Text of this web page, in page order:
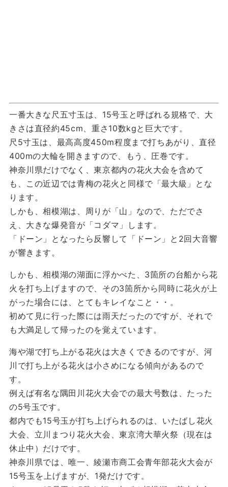
一番大きな尺五寸玉は、15号玉と呼ばれる規格で、大
きさは直径約45cm、重さ10数kgと巨大です。
尺5寸玉は、最高高度450m程度まで打ちあがり、直径
400mの大輪を開きますので、もう、圧巻です。
神奈川県だけでなく、東京都内の花火大会を含めて
も、この近辺では青梅の花火と同様で「最大級」とな
ります。
しかも、相模湖は、周りが「山」なので、ただでさ
え、大きな爆発音が「コダマ」します。
「ドーン」となったら反響して「ドーン」と2回大音響
が響きます。
しかも、相模湖の湖面に浮かべた、3箇所の台船から花
火を打ち上げますので、その3箇所から同時に花火が上
がった場合には、とてもキレイなこと・・。
初めて見に行った際には雨天だったのですが、それで
も大満足して帰ったのを覚えています。
海や湖で打ち上がる花火は大きくできるのですが、河
川で打ち上がる花火は小さめになる傾向があるので
す。
例えば有名な隅田川花火大会での最大号数は、たった
の5号玉です。
都内でも15号玉が打ち上げられるのは、いたばし花火
大会、立川まつり花火大会、東京湾大華火祭（現在は
休止中）だけです。
神奈川県では、唯一、綾瀬市商工会青年部花火大会が
15号玉を上げますが、1発だけです。